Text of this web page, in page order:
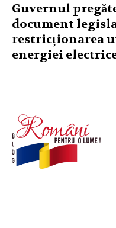
Guvernul
document
restricționarea
energiei